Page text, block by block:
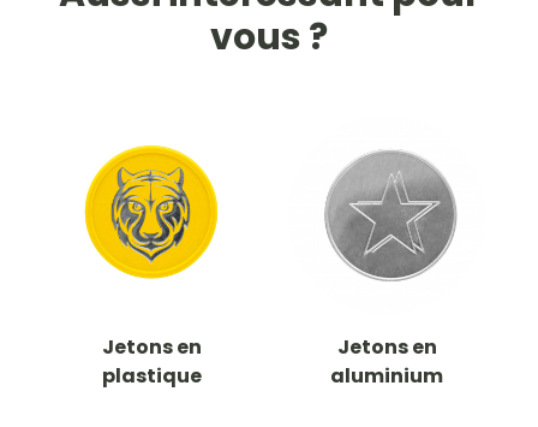
vous ?
Jetons en
plastique
Jetons en
aluminium